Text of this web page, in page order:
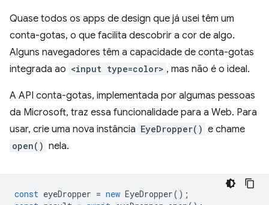
Quase todos os apps de design que já usei têm um
conta-gotas, o que facilita descobrir a cor de algo.
Alguns navegadores têm a capacidade de conta-gotas
integrada ao <input type=color> , mas não é o ideal.
A API conta-gotas, implementada por algumas pessoas
da Microsoft, traz essa funcionalidade para a Web. Para
usar, crie uma nova instância EyeDropper() e chame
open() nela.
const eyeDropper = new EyeDropper();